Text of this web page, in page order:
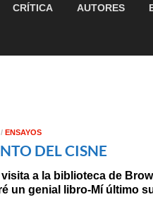
CRÍTICA AUTORES
/ ENSAYOS
DEL CISNE
visita a la biblioteca de
un genial libro-Mí último